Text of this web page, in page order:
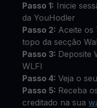
Passo 1: Inicie
da YouHodler
Passo 2: Aceite os
topo da secção
Passo 3: Deposite
WLFI
Passo 4:Veja o
Passo 5: Receba
creditado na sua